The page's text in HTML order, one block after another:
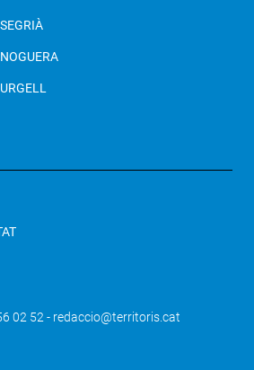
SEGRIÀ
NOGUERA
URGELL
02 52 - redaccio@territoris.cat